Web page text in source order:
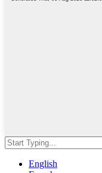
English